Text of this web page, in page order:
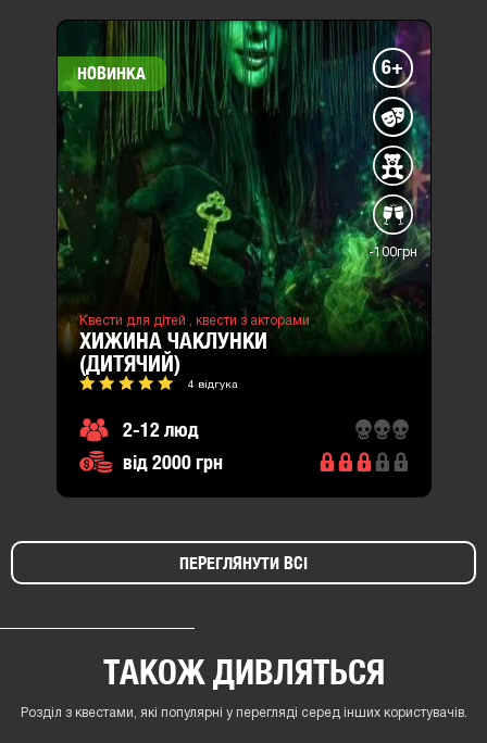
НОВИНКА 6+
-100грн
Квести для дітей , квести з акторами
ХИЖИНА ЧАКЛУНКИ
(ДИТЯЧИЙ)
4 відгука
2-12 люд
від 2000 грн
ПЕРЕГЛЯНУТИ ВСІ
ТАКОЖ ДИВЛЯТЬСЯ
Розділ з квестами, які популярні у перегляді серед інших користувачів.